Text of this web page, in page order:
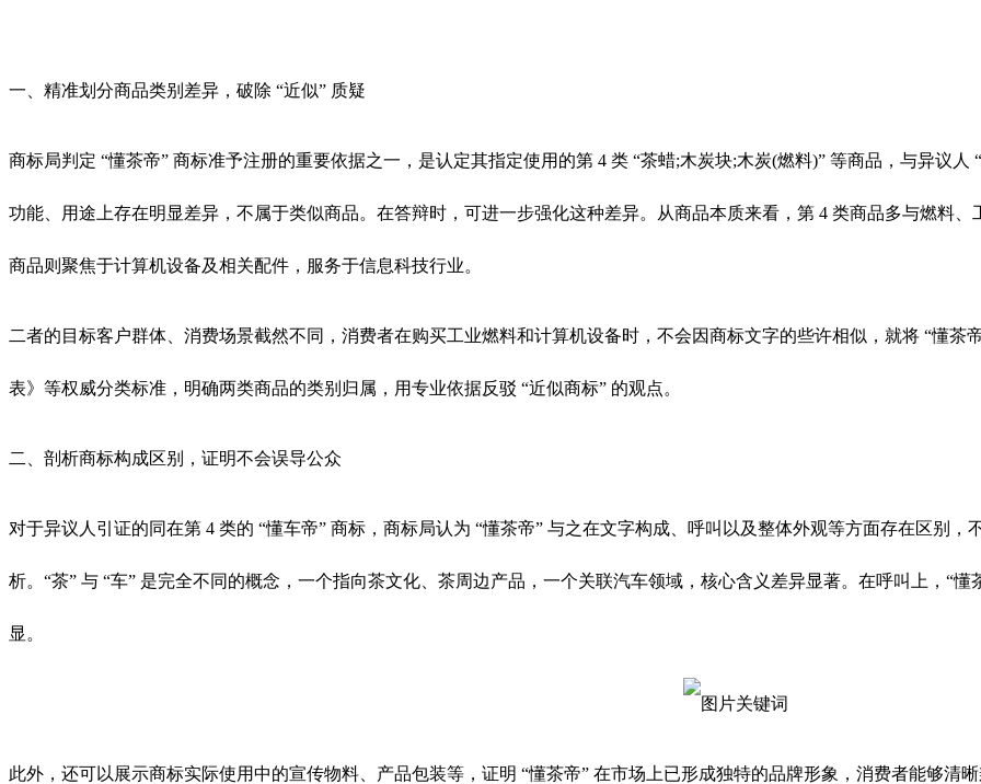
一、精准划分商品类别差异，破除 “近似” 质疑
商标局判定 “懂茶帝” 商标准予注册的重要依据之一，是认定其指定使用的第 4 类 “茶蜡;木炭块;木炭(燃料)” 等商品，与异议
功能、用途上存在明显差异，不属于类似商品。在答辩时，可进一步强化这种差异。从商品本质来看，第 4 类商品多与燃料
商品则聚焦于计算机设备及相关配件，服务于信息科技行业。
二者的目标客户群体、消费场景截然不同，消费者在购买工业燃料和计算机设备时，不会因商标文字的些许相似，就将 “懂茶
表》等权威分类标准，明确两类商品的类别归属，用专业依据反驳 “近似商标” 的观点。
二、剖析商标构成区别，证明不会误导公众
对于异议人引证的同在第 4 类的 “懂车帝” 商标，商标局认为 “懂茶帝” 与之在文字构成、呼叫以及整体外观等方面存在区别
析。“茶” 与 “车” 是完全不同的概念，一个指向茶文化、茶周边产品，一个关联汽车领域，核心含义差异显著。在呼叫上，“懂
显。
此外，还可以展示商标实际使用中的宣传物料、产品包装等，证明 “懂茶帝” 在市场上已形成独特的品牌形象，消费者能够清